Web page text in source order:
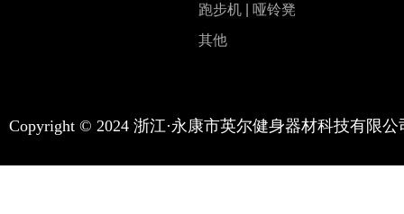
跑步机 | 哑铃凳
其他
Copyright © 2024 浙江·永康市英尔健身器材科技有限公